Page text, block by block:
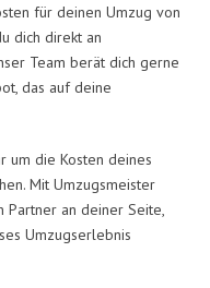
für deinen Umzug von
dich direkt an
Team berät dich gerne
das auf deine
um die Kosten deines
Mit Umzugsmeister
Partner an deiner Seite,
Umzugserlebnis